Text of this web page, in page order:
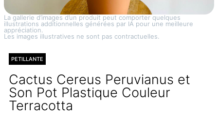
La gallerie d’images d’un produit peut comporter quelques
illustrations additionnelles générées par IA pour une meilleure
appréciation.
Les images illustratives ne sont pas contractuelles.
PETILLANTE
Cactus Cereus Peruvianus et
Son Pot Plastique Couleur
Terracotta